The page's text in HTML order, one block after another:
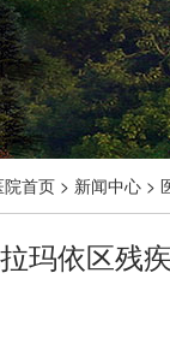
院首页 > 新闻中心 >
玛依区残